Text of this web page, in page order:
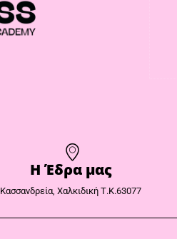
Η Έδρα μας​
Κασσανδρεία, Χαλκιδική Τ.Κ.63077